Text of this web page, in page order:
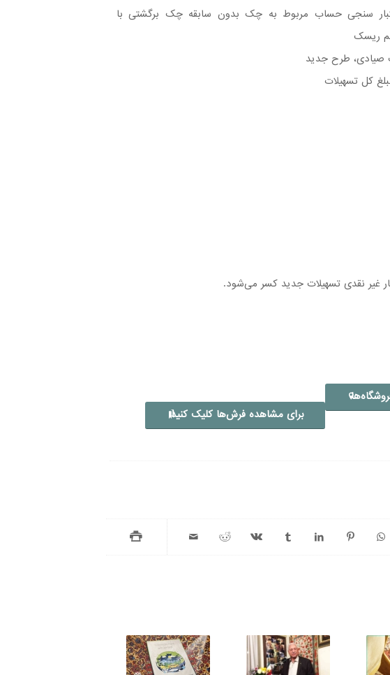
سنجی حساب مربوط به چک بدون سابقه چک برگشتی با
ریسک
طرح جدید
کل تسهیلات
غیر نقدی تسهیلات جدید کسر می‌شود.
برای مشاهده فرش‌ها کلیک کنید